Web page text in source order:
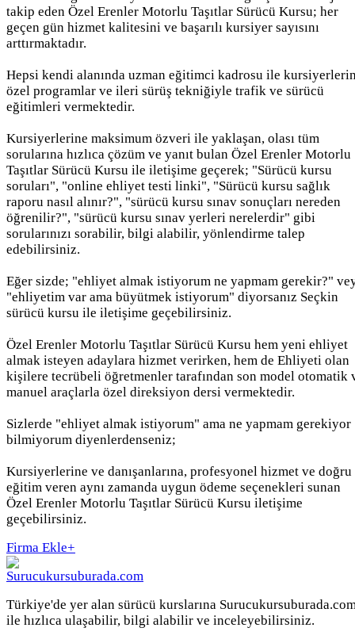
takip eden Özel Erenler Motorlu Taşıtlar Sürücü Kursu; her
geçen gün hizmet kalitesini ve başarılı kursiyer sayısını
arttırmaktadır.
Hepsi kendi alanında uzman eğitimci kadrosu ile
özel programlar ve ileri sürüş tekniğiyle trafik ve sürücü
eğitimleri vermektedir.
Kursiyerlerine maksimum özveri ile yaklaşan, olası tüm
sorularına hızlıca çözüm ve yanıt bulan Özel Erenler Motorlu
Taşıtlar Sürücü Kursu ile iletişime geçerek; "Sürücü kursu
soruları", "online ehliyet testi linki", "Sürücü kursu sağlık
raporu nasıl alınır?", "sürücü kursu sınav sonuçları nereden
öğrenilir?", "sürücü kursu sınav yerleri nerelerdir" gibi
sorularınızı sorabilir, bilgi alabilir, yönlendirme talep
edebilirsiniz.
Eğer sizde; "ehliyet almak istiyorum ne yapmam gerekir?"
"ehliyetim var ama büyütmek istiyorum" diyorsanız Seçkin
sürücü kursu ile iletişime geçebilirsiniz.
Özel Erenler Motorlu Taşıtlar Sürücü Kursu hem yeni ehliyet
almak isteyen adaylara hizmet verirken, hem de Ehliyeti olan
kişilere tecrübeli öğretmenler tarafından son model otomatik
manuel araçlarla özel direksiyon dersi vermektedir.
Sizlerde "ehliyet almak istiyorum" ama ne yapmam gerekiyor
bilmiyorum diyenlerdenseniz;
Kursiyerlerine ve danışanlarına, profesyonel hizmet ve doğru
eğitim veren aynı zamanda uygun ödeme seçenekleri sunan
Özel Erenler Motorlu Taşıtlar Sürücü Kursu iletişime
geçebilirsiniz.
Firma Ekle+
Türkiye'de yer alan sürücü kurslarına
ile hızlıca ulaşabilir, bilgi alabilir ve inceleyebilirsiniz.